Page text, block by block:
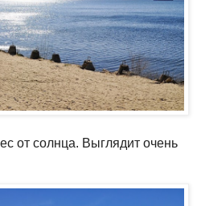
от солнца. Выглядит очень